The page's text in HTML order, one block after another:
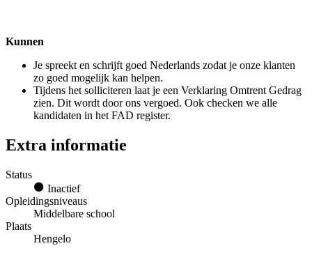
Kunnen
Je spreekt en schrijft goed Nederlands zodat je onze klanten
zo goed mogelijk kan helpen.
Tijdens het solliciteren laat je een Verklaring Omtrent Gedrag
zien. Dit wordt door ons vergoed. Ook checken we alle
kandidaten in het FAD register.
Extra informatie
Status
Inactief
Opleidingsniveaus
Middelbare school
Plaats
Hengelo